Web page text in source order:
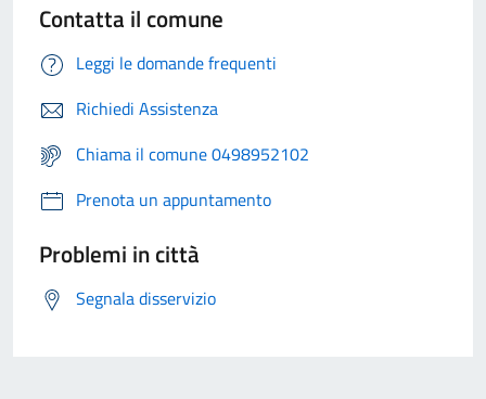
Contatta il comune
Leggi le domande frequenti
Richiedi Assistenza
Chiama il comune 0498952102
Prenota un appuntamento
Problemi in città
Segnala disservizio